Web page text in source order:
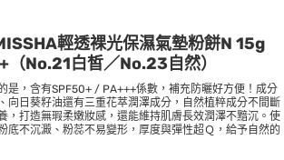
輕透裸光保濕氣墊粉餅N 15g
No.21白皙／No.23自然）
是，含有SPF50+ / PA+++係數，補充防曬好方便！成分
向日葵籽油還有三重花萃潤澤成分，自然植粹成分不間斷
，打造無瑕柔嫩妝感，還能維持肌膚長效潤澤不黯沉。使
底不沉澱、粉蕊不易變形，厚度與彈性超Ｑ，給予自然的